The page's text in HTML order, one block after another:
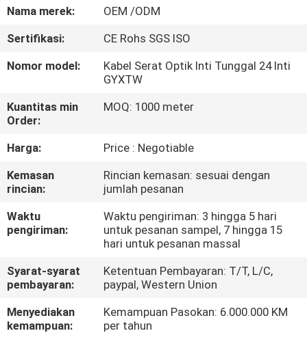
PABRIK
KUALITAS
HUBUNGI
KAMI
BERITA
KASUS
SITEMAP
Nama merek:
OEM /ODM
Sertifikasi:
CE Rohs SGS ISO
Nomor model:
Kabel Serat Optik Inti Tunggal 24 Inti
GYXTW
Kuantitas min
Order:
MOQ: 1000 meter
Harga:
Price : Negotiable
Kemasan
rincian:
Rincian kemasan: sesuai dengan
jumlah pesanan
Waktu
pengiriman:
Waktu pengiriman: 3 hingga 5 hari
untuk pesanan sampel, 7 hingga 15
hari untuk pesanan massal
Syarat-syarat
pembayaran:
Ketentuan Pembayaran: T/T, L/C,
paypal, Western Union
Menyediakan
kemampuan:
Kemampuan Pasokan: 6.000.000 KM
per tahun